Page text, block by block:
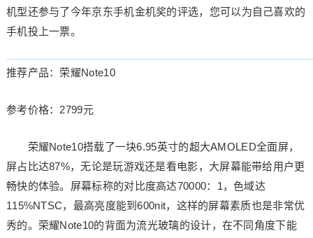
机型还参与了今年京东手机金机奖的评选，您可以为自己喜欢的
手机投上一票。
推荐产品：荣耀Note10
参考价格：2799元
荣耀Note10搭载了一块6.95英寸的超大AMOLED全面屏，
屏占比达87%，无论是玩游戏还是看电影，大屏幕能带给用户更
畅快的体验。屏幕标称的对比度高达70000：1，色域达
115%NTSC，最高亮度能到600nit，这样的屏幕素质也是非常优
秀的。荣耀Note10的背面为流光玻璃的设计，在不同角度下能